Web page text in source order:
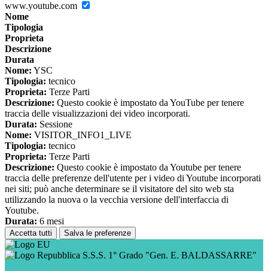
www.youtube.com
Nome
Tipologia
Proprieta
Descrizione
Durata
Nome: YSC
Tipologia: tecnico
Proprieta: Terze Parti
Descrizione: Questo cookie è impostato da YouTube per tenere
traccia delle visualizzazioni dei video incorporati.
Durata: Sessione
Nome: VISITOR_INFO1_LIVE
Tipologia: tecnico
Proprieta: Terze Parti
Descrizione: Questo cookie è impostato da Youtube per tenere
traccia delle preferenze dell'utente per i video di Youtube incorporati
nei siti; può anche determinare se il visitatore del sito web sta
utilizzando la nuova o la vecchia versione dell'interfaccia di
Youtube.
Durata: 6 mesi
Accetta tutti Salva le preferenze
S.S.S. 1° Grado "Gen. E. BALDASSARRE"